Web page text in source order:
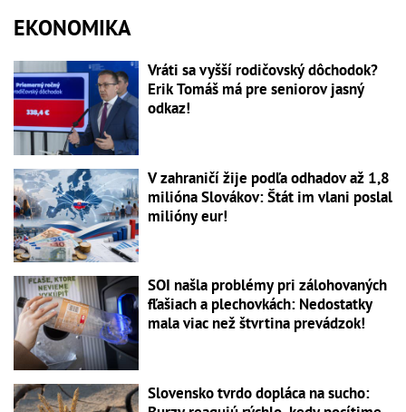
EKONOMIKA
Vráti sa vyšší rodičovský dôchodok?
Erik Tomáš má pre seniorov jasný
odkaz!
V zahraničí žije podľa odhadov až 1,8
milióna Slovákov: Štát im vlani poslal
milióny eur!
SOI našla problémy pri zálohovaných
fľašiach a plechovkách: Nedostatky
mala viac než štvrtina prevádzok!
Slovensko tvrdo dopláca na sucho: